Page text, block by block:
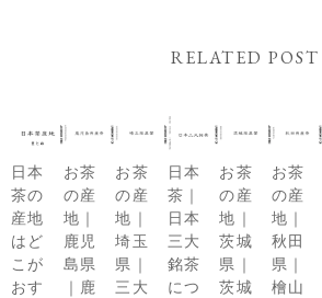
RELATED POST
日本
茶の
産地
はど
こが
おす
お茶
の産
地｜
鹿児
島県
｜鹿
お茶
の産
地｜
埼玉
県｜
三大
日本
茶｜
日本
三大
銘茶
につ
お茶
の産
地｜
茨城
県｜
茨城
お茶
の産
地｜
秋田
県｜
檜山